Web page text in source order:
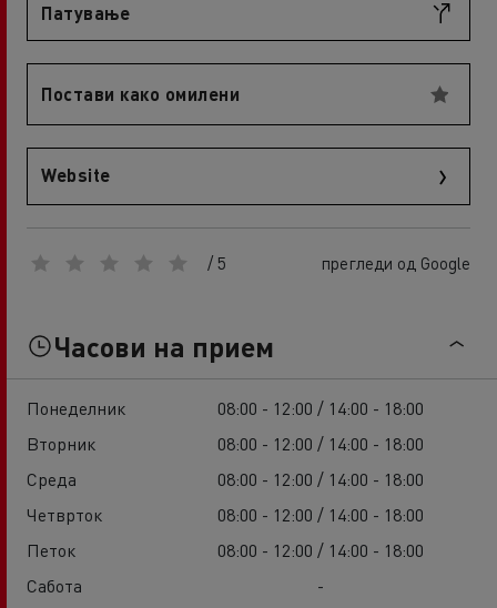
Патување
Постави како омилени
Website
/ 5 прегледи од Google
Часови на прием
Понеделник
08:00 - 12:00 / 14:00 - 18:00
Вторник
08:00 - 12:00 / 14:00 - 18:00
Среда
08:00 - 12:00 / 14:00 - 18:00
Четврток
08:00 - 12:00 / 14:00 - 18:00
Петок
08:00 - 12:00 / 14:00 - 18:00
Сабота
-